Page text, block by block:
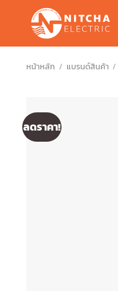
หน้าหลัก / แบรนด์สินค้า /
ลดราคา!